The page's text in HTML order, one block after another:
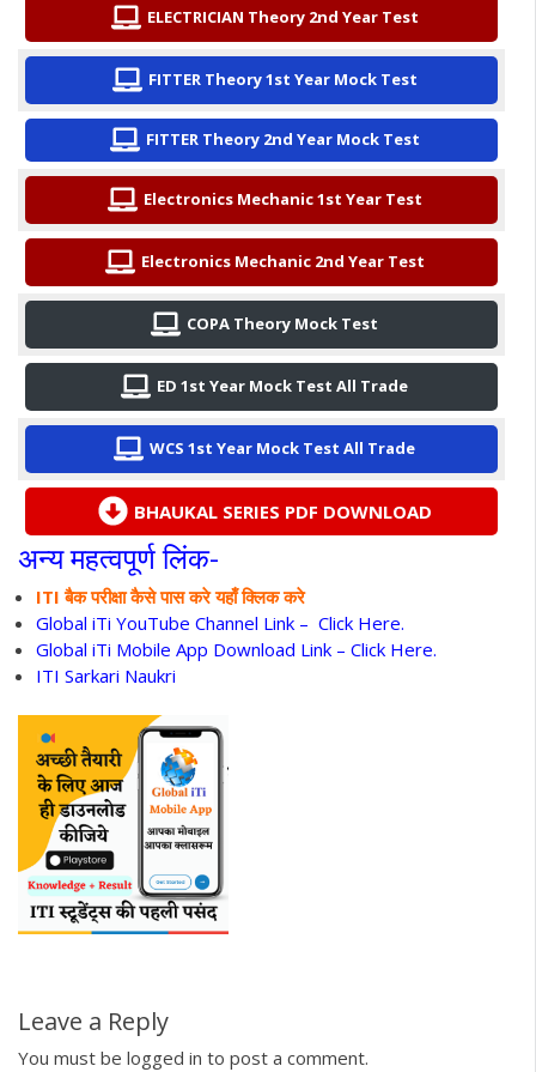
ELECTRICIAN Theory 2nd Year Test
FITTER Theory 1st Year Mock Test
FITTER Theory 2nd Year Mock Test
Electronics Mechanic 1st Year Test
Electronics Mechanic 2nd Year Test
COPA Theory Mock Test
ED 1st Year Mock Test All Trade
WCS 1st Year Mock Test All Trade
BHAUKAL SERIES PDF DOWNLOAD
अन्य महत्वपूर्ण लिंक-
ITI बैक परीक्षा कैसे पास करे यहाँ क्लिक करे
Global iTi YouTube Channel Link – Click Here.
Global iTi Mobile App Download Link – Click Here.
ITI Sarkari Naukri
Leave a Reply
You must be logged in to post a comment.